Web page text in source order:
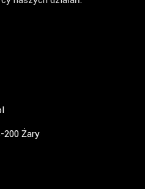
200 Żary